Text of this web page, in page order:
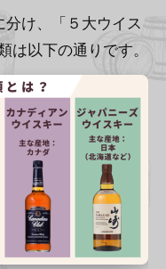
け、「５大ウイス
は以下の通りです。